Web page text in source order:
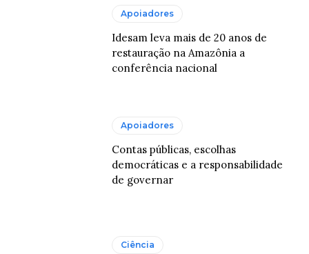
Apoiadores
Idesam leva mais de 20 anos de
restauração na Amazônia a
conferência nacional
Apoiadores
Contas públicas, escolhas
democráticas e a responsabilidade
de governar
Ciência